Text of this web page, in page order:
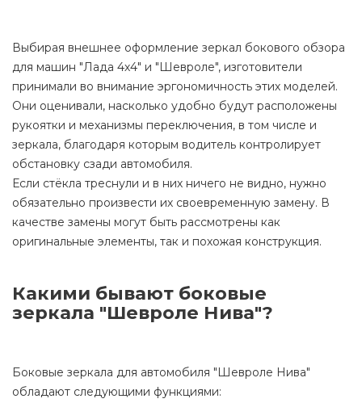
Выбирая внешнее оформление зеркал бокового обзора
для машин "Лада 4х4" и "Шевроле", изготовители
принимали во внимание эргономичность этих моделей.
Они оценивали, насколько удобно будут расположены
рукоятки и механизмы переключения, в том числе и
зеркала, благодаря которым водитель контролирует
обстановку сзади автомобиля.
Если стёкла треснули и в них ничего не видно, нужно
обязательно произвести их своевременную замену. В
качестве замены могут быть рассмотрены как
оригинальные элементы, так и похожая конструкция.
Какими бывают боковые
зеркала "Шевроле Нива"?
Боковые зеркала для автомобиля "Шевроле Нива"
обладают следующими функциями: